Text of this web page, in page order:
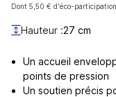
Dont 5,50 € d'éco-participation
Hauteur :27 cm
Un accueil
points de pression
Un soutien précis